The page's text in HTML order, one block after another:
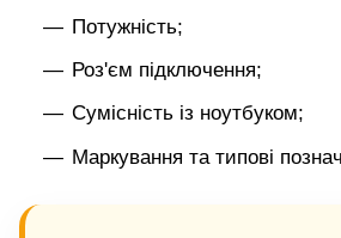
Потужність;
Роз'єм підключення;
Сумісність із ноутбуком;
Маркування та типові